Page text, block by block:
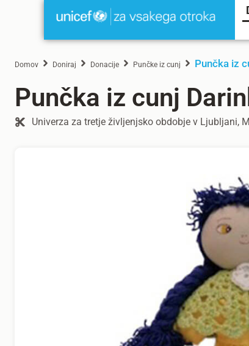
Domov Doniraj Donacije Punčke iz cunj Punčka iz
Punčka iz cunj
Univerza za tretje življenjsko obdobje v Ljubljani,